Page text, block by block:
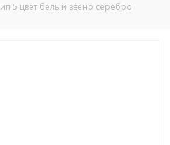
5 цвет белый звено серебро